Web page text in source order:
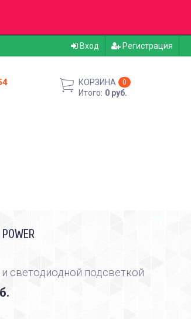
Вход Регистрация
КОРЗИНА 0
Итого: 0 руб.
светодиодной подсветкой